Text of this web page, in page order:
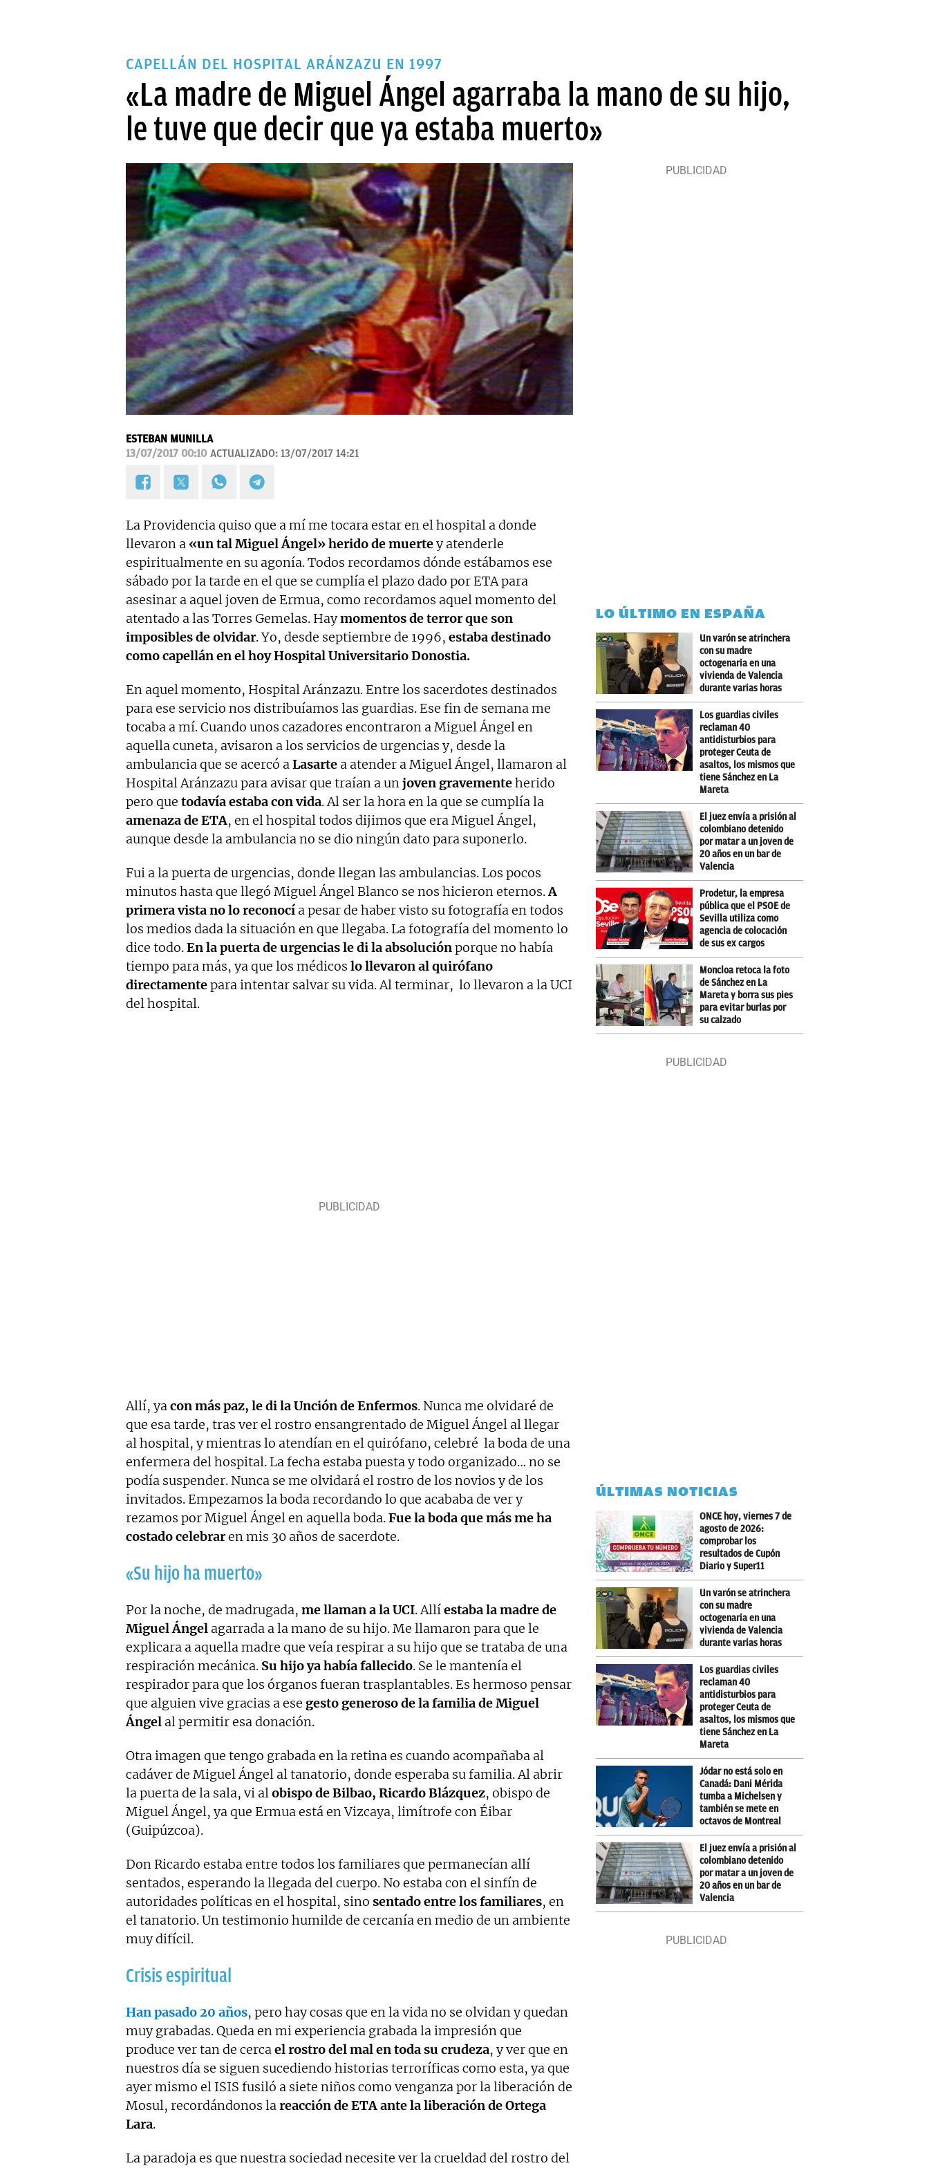
CAPELLÁN DEL HOSPITAL ARÁNZAZU EN 1997
«La madre de Miguel Ángel agarraba la mano de su hijo,
le tuve que decir que ya estaba muerto»
ESTEBAN MUNILLA
13/07/2017 00:10 ACTUALIZADO: 13/07/2017 14:21
La Providencia quiso que a mí me tocara estar en el hospital a donde
llevaron a «un tal Miguel Ángel» herido de muertey atenderle
espiritualmente en su agonía. Todos recordamos dónde estábamos ese
sábado por la tarde en el que se cumplía el plazo dado por ETA para
asesinar a aquel joven de Ermua, como recordamos aquel momento del
atentado a las Torres Gemelas. Haymomentos de terror que son
imposibles de olvidar. Yo, desde septiembre de 1996, estaba destinado
como capellán en el hoy Hospital Universitario Donostia.
En aquel momento, Hospital Aránzazu. Entre los sacerdotes destinados
para ese servicio nos distribuíamos las guardias. Ese fin de semana me
tocaba a mí. Cuando unos cazadores encontraron a Miguel Ángel en
aquella cuneta, avisaron a los servicios de urgencias y, desde la
ambulancia que se acercó aLasarte a atender a Miguel Ángel, llamaron al
Hospital Aránzazu para avisar que traían a unjoven gravementeherido
pero que todavía estaba con vida. Al ser la hora en la que se cumplía la
amenaza de ETA, en el hospital todos dijimos que era Miguel Ángel,
aunque desde la ambulancia no se dio ningún dato para suponerlo.
Fui a la puerta de urgencias, donde llegan las ambulancias. Los pocos
minutos hasta que llegó Miguel Ángel Blanco se nos hicieron eternos.A
primera vista no lo reconocí a pesar de haber visto su fotografía en todos
los medios dada la situación en que llegaba. La fotografía del momento lo
dice todo.En la puerta de urgencias le di la absoluciónporque no había
tiempo para más, ya que los médicos lo llevaron al quirófano
directamentepara intentar salvar su vida. Al terminar, lo llevaron a la UCI
del hospital.
Allí, yacon más paz, le di la Unción de Enfermos. Nunca me olvidaré de
que esa tarde, tras ver el rostro ensangrentado de Miguel Ángel al llegar
al hospital, y mientras lo atendían en el quirófano, celebré la boda de una
enfermera del hospital. La fecha estaba puesta y todo organizado… no se
podía suspender. Nunca se me olvidará el rostro de los novios y de los
invitados. Empezamos la boda recordando lo que acababa de ver y
rezamos por Miguel Ángel en aquella boda.Fue la boda que más me ha
costado celebraren mis 30 años de sacerdote.
«Su hijo ha muerto»
Por la noche, de madrugada, me llaman a la UCI. Allíestaba la madre de
Miguel Ángel agarrada a la mano de su hijo. Me llamaron para que le
explicara a aquella madre que veía respirar a su hijo que se trataba de una
respiración mecánica. Su hijo ya había fallecido. Se le mantenía el
respirador para que los órganos fueran trasplantables. Es hermoso pensar
que alguien vive gracias a ese gesto generoso de la familia de Miguel
Ángel al permitir esa donación.
Otra imagen que tengo grabada en la retina es cuando acompañaba al
cadáver de Miguel Ángel al tanatorio, donde esperaba su familia. Al abrir
la puerta de la sala, vi alobispo de Bilbao, Ricardo Blázquez, obispo de
Miguel Ángel, ya que Ermua está en Vizcaya, limítrofe con Éibar
(Guipúzcoa).
Don Ricardo estaba entre todos los familiares que permanecían allí
sentados, esperando la llegada del cuerpo. No estaba con el sinfín de
autoridades políticas en el hospital, sino sentado entre los familiares, en
el tanatorio. Un testimonio humilde de cercanía en medio de un ambiente
muy difícil.
Crisis espiritual
Han pasado 20 años, pero hay cosas que en la vida no se olvidan y quedan
muy grabadas. Queda en mi experiencia grabada la impresión que
produce ver tan de cercael rostro del mal en toda su crudeza, y ver que en
nuestros día se siguen sucediendo historias terroríficas como esta, ya que
ayer mismo el ISIS fusiló a siete niños como venganza por la liberación de
Mosul, recordándonos lareacción de ETA ante la liberación de Ortega
Lara.
La paradoja es que nuestra sociedad necesite ver la crueldad del rostro del
LO ÚLTIMO EN ESPAÑA
Un varón se atrinchera
con su madre
octogenaria en una
vivienda de Valencia
durante varias horas
Los guardias civiles
reclaman 40
antidisturbios para
proteger Ceuta de
asaltos, los mismos que
tiene Sánchez en La
Mareta
El juez envía a prisión al
colombiano detenido
por matar a un joven de
20 años en un bar de
Valencia
Prodetur, la empresa
pública que el PSOE de
Sevilla utiliza como
agencia de colocación
de sus ex cargos
Moncloa retoca la foto
de Sánchez en La
Mareta y borra sus pies
para evitar burlas por
su calzado
ÚLTIMAS NOTICIAS
ONCE hoy, viernes 7 de
agosto de 2026:
comprobar los
resultados de Cupón
Diario y Super11
Un varón se atrinchera
con su madre
octogenaria en una
vivienda de Valencia
durante varias horas
Los guardias civiles
reclaman 40
antidisturbios para
proteger Ceuta de
asaltos, los mismos que
tiene Sánchez en La
Mareta
Jódar no está solo en
Canadá: Dani Mérida
tumba a Michelsen y
también se mete en
octavos de Montreal
El juez envía a prisión al
colombiano detenido
por matar a un joven de
20 años en un bar de
Valencia